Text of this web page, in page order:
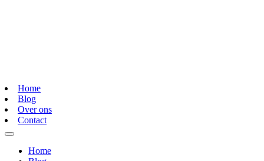
Home
Blog
Over ons
Contact
Home